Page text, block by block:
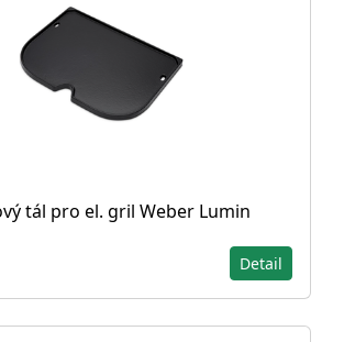
tál pro el. gril Weber Lumin
Detail